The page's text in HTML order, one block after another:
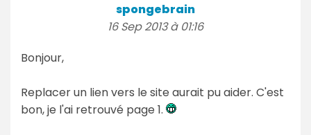
spongebrain
16 Sep 2013 à 01:16
Bonjour,
Replacer un lien vers le site aurait pu aider. C'est
bon, je l'ai retrouvé page 1.